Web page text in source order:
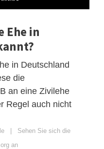
Ehe in
in Deutschland
die
an eine Zivilehe
Regel auch nicht
| Sehen Sie sich die
an